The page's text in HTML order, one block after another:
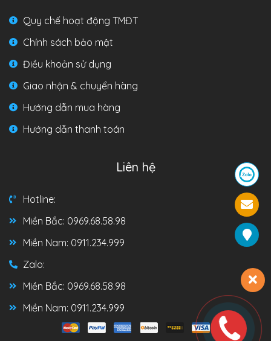
Quy chế hoạt động TMĐT
Chính sách bảo mật
Điều khoản sử dụng
Giao nhận & chuyển hàng
Hướng dẫn mua hàng
Hướng dẫn thanh toán
Liên hệ
Hotline:
Miền Bắc: 0969.68.58.98
Miền Nam: 0911.234.999
Zalo:
Miền Bắc: 0969.68.58.98
Miền Nam: 0911.234.999